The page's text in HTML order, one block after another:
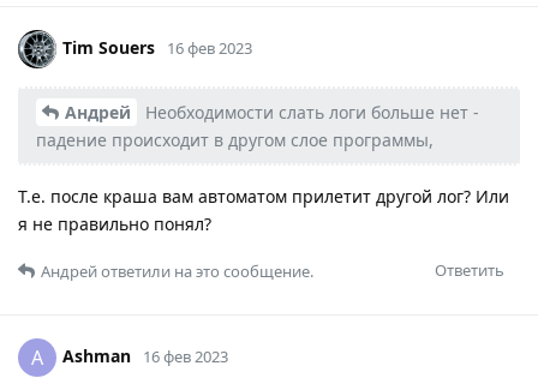
Tim Souers 16 фев 2023
Андрей
Необходимости слать логи больше нет -
падение происходит в другом слое программы,
Т.е. после краша вам автоматом прилетит другой лог? Или
я не правильно понял?
Ответить
Андрейответили на это сообщение.
A Ashman 16 фев 2023